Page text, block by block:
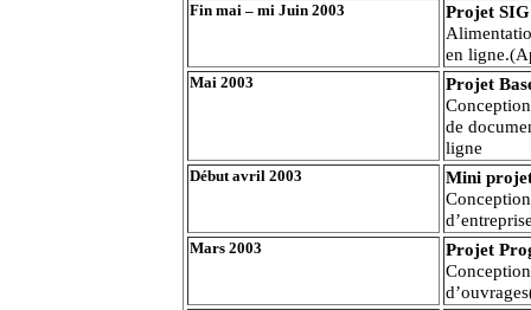
Fin mai – mi Juin 2003
Projet SIG
en
Mai 2003
Projet
de
ligne
Début avril 2003
Mini projet
Mars 2003
Projet